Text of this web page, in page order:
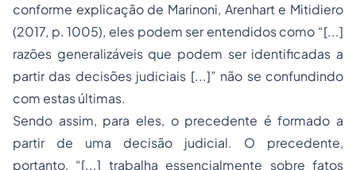
conforme explicação de Marinoni, Arenhart e Mitidiero
(2017, p. 1005), eles podem ser entendidos como “[...]
razões generalizáveis que podem ser identificadas a
partir das decisões judiciais [...]” não se confundindo
com estas últimas.
Sendo assim, para eles, o precedente é formado a
partir de uma decisão judicial. O precedente,
portanto, “[...] trabalha essencialmente sobre fatos